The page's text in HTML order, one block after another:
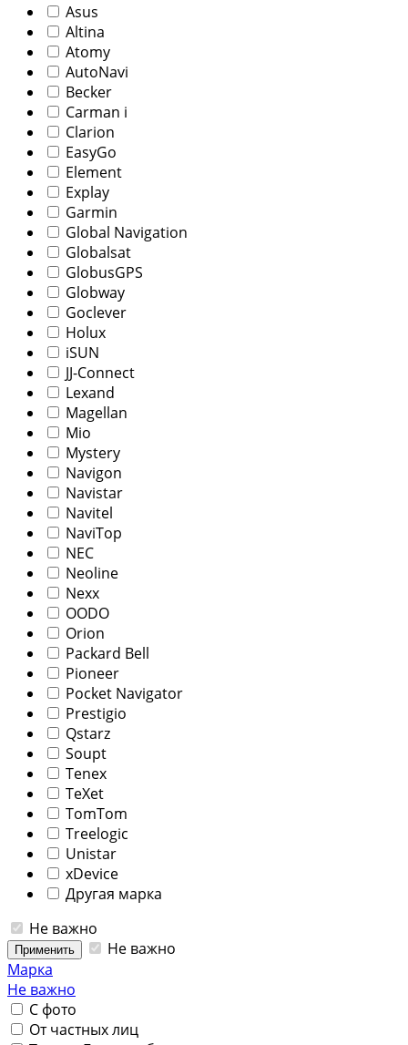
Asus
Altina
Atomy
AutoNavi
Becker
Carman i
Clarion
EasyGo
Element
Explay
Garmin
Global Navigation
Globalsat
GlobusGPS
Globway
Goclever
Holux
iSUN
JJ-Connect
Lexand
Magellan
Mio
Mystery
Navigon
Navistar
Navitel
NaviTop
NEC
Neoline
Nexx
OODO
Orion
Packard Bell
Pioneer
Pocket Navigator
Prestigio
Qstarz
Soupt
Tenex
TeXet
TomTom
Treelogic
Unistar
xDevice
Другая марка
Не важно
Применить
Не важно
Марка
Не важно
С фото
От частных лиц